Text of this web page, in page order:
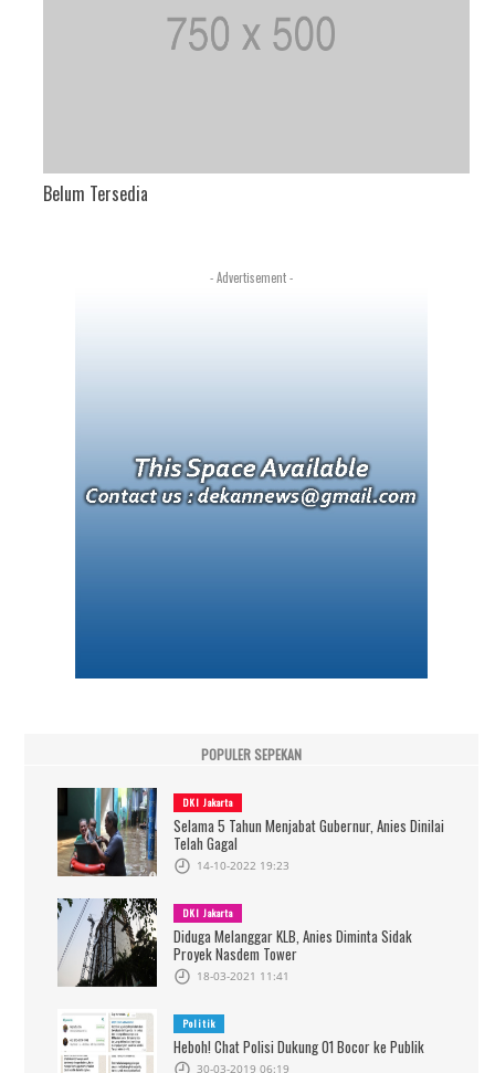
Belum Tersedia
- Advertisement -
POPULER SEPEKAN
DKI Jakarta
Selama 5 Tahun Menjabat Gubernur, Anies Dinilai
Telah Gagal
14-10-2022 19:23
DKI Jakarta
Diduga Melanggar KLB, Anies Diminta Sidak
Proyek Nasdem Tower
18-03-2021 11:41
Politik
Heboh! Chat Polisi Dukung 01 Bocor ke Publik
30-03-2019 06:19